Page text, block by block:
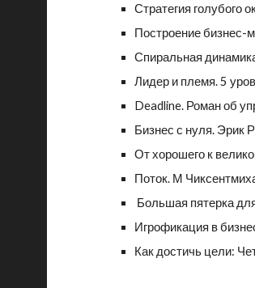
Стратегия голубого
Построение бизнес-
Спиральная
Лидер и племя. 5
Deadline. Роман об
Бизнес с нуля. Эрик
От хорошего к
Поток. М
Большая пятерка
Игрофикация в
Как достичь цели: